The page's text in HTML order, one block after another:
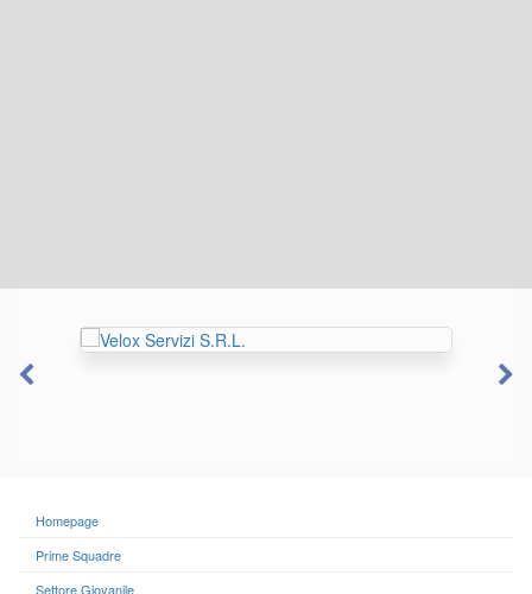
Homepage
Prime Squadre
Settore Giovanile